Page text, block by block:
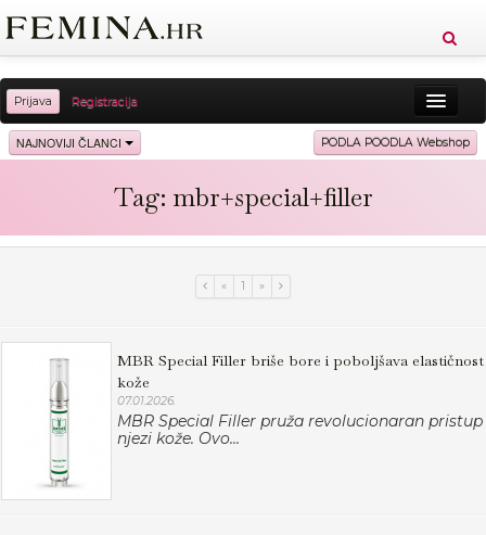
Prijava Registracija
Sreća Zdravlje Vitkost
Ljubav Relax Putovanja
NAJNOVIJI ČLANCI PODLA POODLA Webshop
Tag: mbr+special+filler
« 1 »
MBR Special Filler briše bore i poboljšava elastičnost
kože
07.01.2026.
MBR Special Filler pruža revolucionaran pristup
njezi kože. Ovo...